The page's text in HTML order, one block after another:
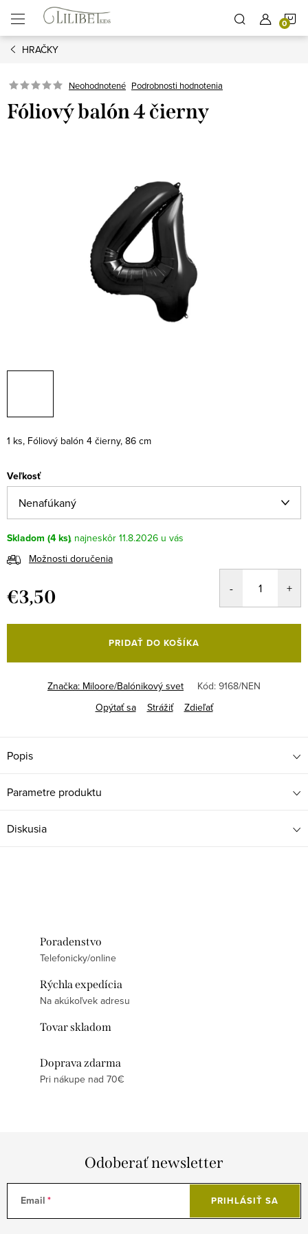
obsah
HRAČKY
Neohodnotené Podrobnosti hodnotenia
Fóliový balón 4 čierny
1 ks, Fóliový balón 4 čierny, 86 cm
Veľkosť
Skladom (4 ks)
11.8.2026
Možnosti doručenia
€3,50
cena:
PRIDAŤ DO KOŠÍKA
Značka: Miloore/Balónikový svet Kód: 9168/NEN
Opýtať sa
Strážiť Zdieľať
Popis
Parametre produktu
Diskusia
Poradenstvo
Telefonicky/online
Rýchla expedícia
Na akúkoľvek adresu
Tovar skladom
Doprava zdarma
Pri nákupe nad 70€
Odoberať newsletter
Email PRIHLÁSIŤ SA